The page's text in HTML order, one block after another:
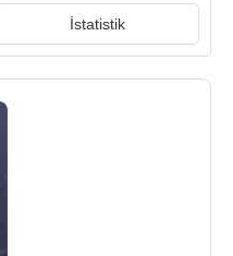
İstatistik